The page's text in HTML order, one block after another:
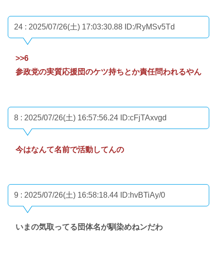
24 : 2025/07/26(土) 17:03:30.88 ID:/RyMSv5Td
>>6
参政党の実質応援団のケツ持ちとか責任問われるやん
8 : 2025/07/26(土) 16:57:56.24 ID:cFjTAxvgd
今はなんて名前で活動してんの
9 : 2025/07/26(土) 16:58:18.44 ID:hvBTiAy/0
いまの気取ってる団体名が馴染めねンだわ